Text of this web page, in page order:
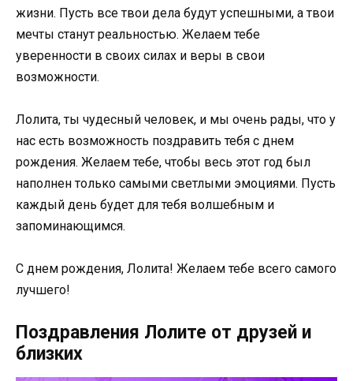
жизни. Пусть все твои дела будут успешными, а твои
мечты станут реальностью. Желаем тебе
уверенности в своих силах и веры в свои
возможности.
Лолита, ты чудесный человек, и мы очень рады, что у
нас есть возможность поздравить тебя с днем
рождения. Желаем тебе, чтобы весь этот год был
наполнен только самыми светлыми эмоциями. Пусть
каждый день будет для тебя волшебным и
запоминающимся.
С днем рождения, Лолита! Желаем тебе всего самого
лучшего!
Поздравления Лолите от друзей и
близких